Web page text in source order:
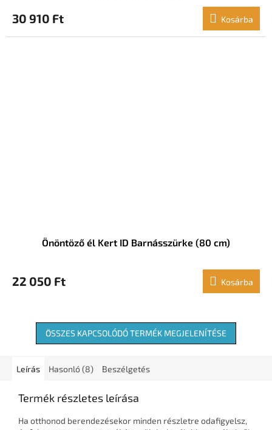
30 910 Ft Kosárba
Önöntöző él Kert ID Barnásszürke (80 cm)
22 050 Ft Kosárba
ÖSSZES KAPCSOLÓDÓ TERMÉK MEGJELENÍTÉSE
Leírás Hasonló (8) Beszélgetés
Termék részletes leírása
Ha otthonod berendezésekor minden részletre odafigyelsz,